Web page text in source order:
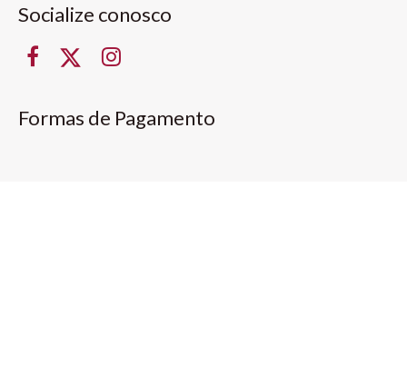
Socialize conosco
Formas de Pagamento